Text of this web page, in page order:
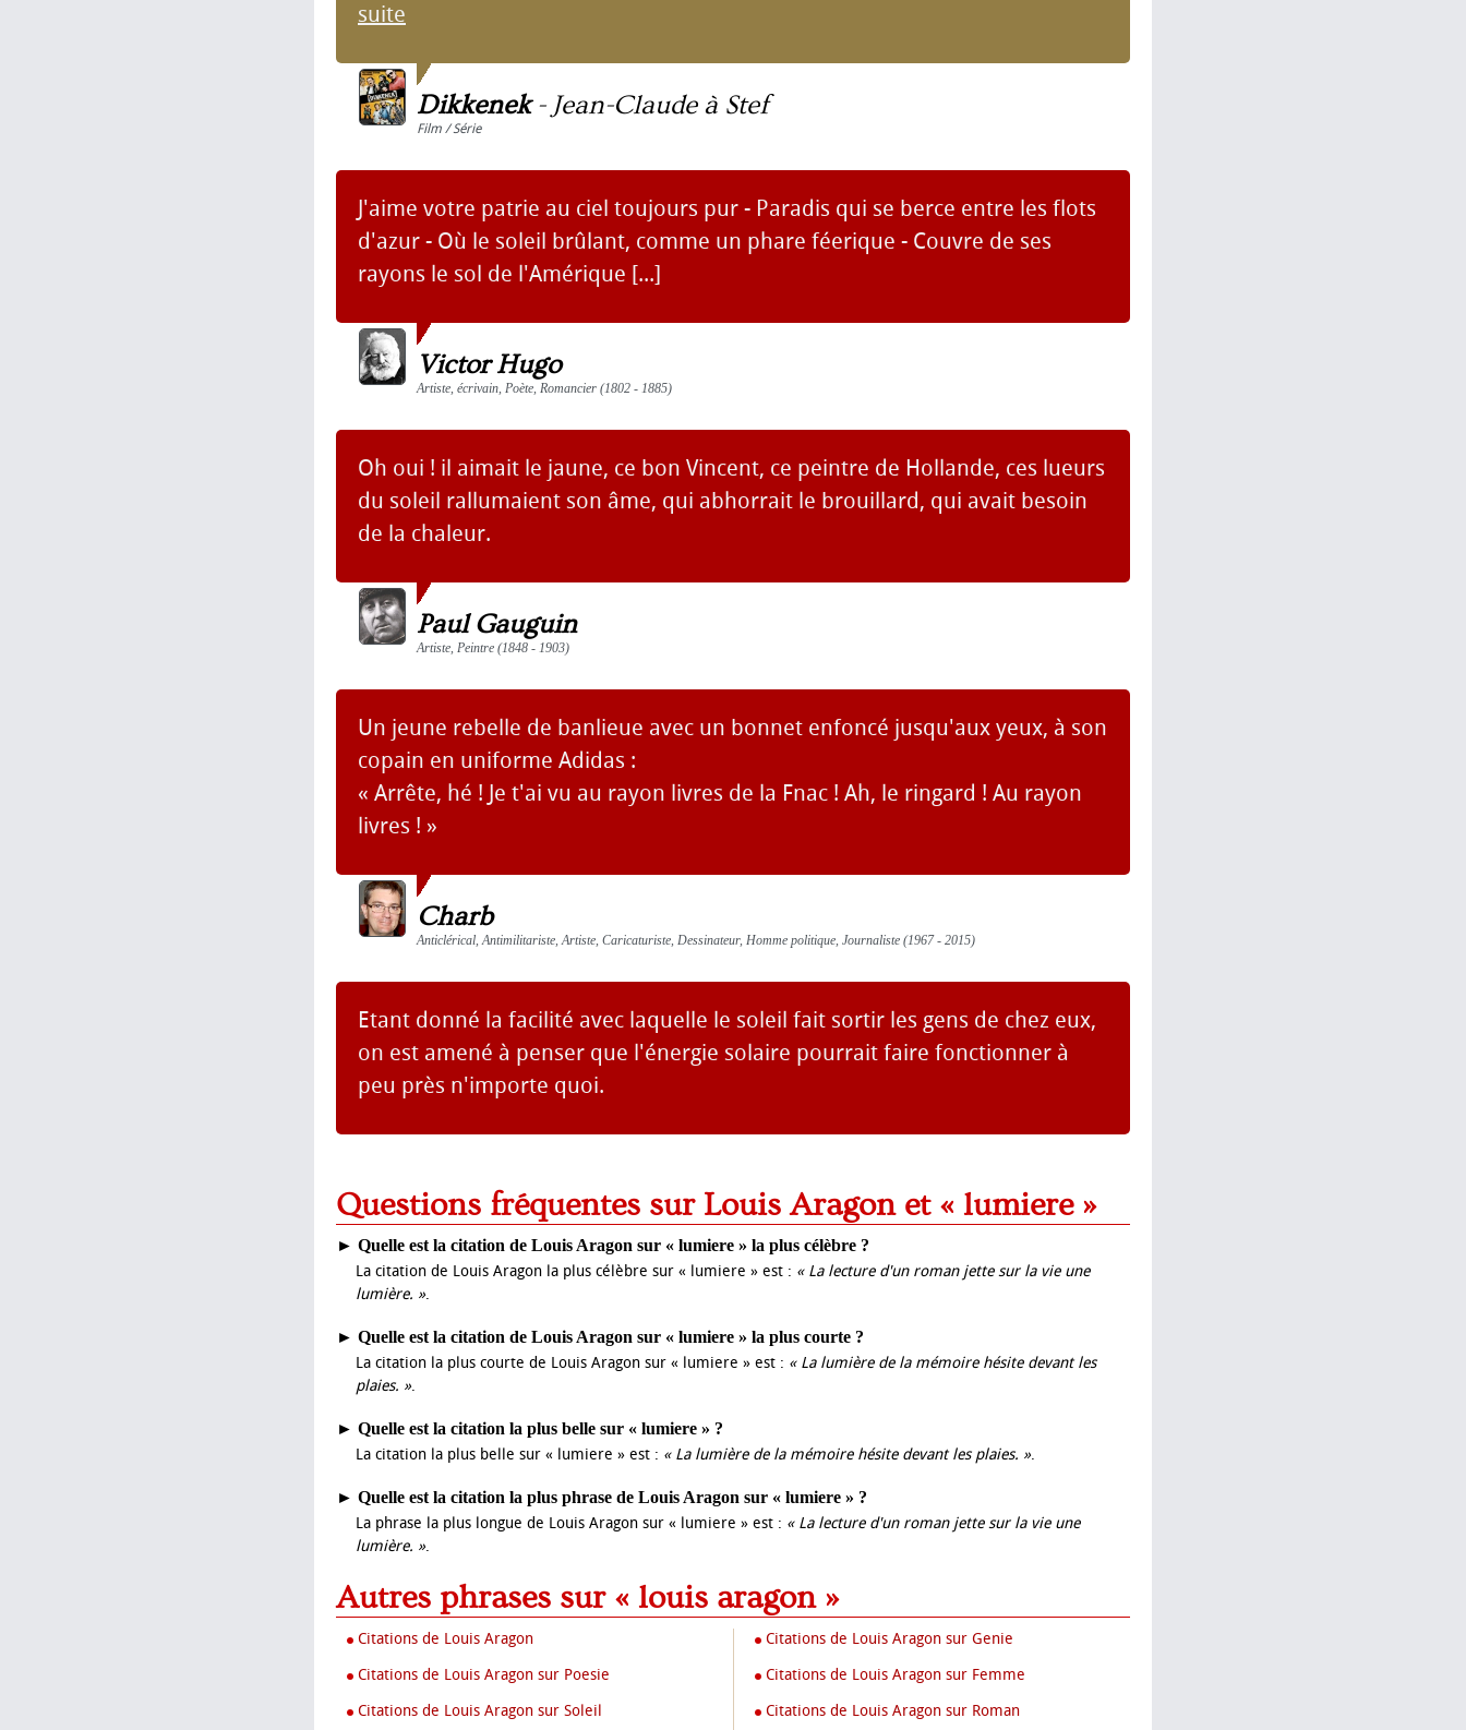
suite
Dikkenek- Jean-Claude à Stef
Film / Série
J'aime votre patrie au ciel toujours pur - Paradis qui se berce entre les flots
d'azur - Où le soleil brûlant, comme un phare féerique - Couvre de ses
rayons le sol de l'Amérique [...]
Victor Hugo
Artiste, écrivain, Poète, Romancier (1802 - 1885)
Oh oui ! il aimait le jaune, ce bon Vincent, ce peintre de Hollande, ces lueurs
du soleil rallumaient son âme, qui abhorrait le brouillard, qui avait besoin
de la chaleur.
Paul Gauguin
Artiste, Peintre (1848 - 1903)
Un jeune rebelle de banlieue avec un bonnet enfoncé jusqu'aux yeux, à son
copain en uniforme Adidas :
« Arrête, hé ! Je t'ai vu au rayon livres de la Fnac ! Ah, le ringard ! Au rayon
livres ! »
Charb
Anticlérical, Antimilitariste, Artiste, Caricaturiste, Dessinateur, Homme politique, Journaliste (1967 - 2015)
Etant donné la facilité avec laquelle le soleil fait sortir les gens de chez eux,
on est amené à penser que l'énergie solaire pourrait faire fonctionner à
peu près n'importe quoi.
Questions fréquentes sur Louis Aragon et « lumiere »
► Quelle est la citation de Louis Aragon sur « lumiere » la plus célèbre ?
La citation de Louis Aragon la plus célèbre sur « lumiere » est : « La lecture d'un roman jette sur la vie une
lumière. ».
► Quelle est la citation de Louis Aragon sur « lumiere » la plus courte ?
La citation la plus courte de Louis Aragon sur « lumiere » est : « La lumière de la mémoire hésite devant les
plaies. ».
► Quelle est la citation la plus belle sur « lumiere » ?
La citation la plus belle sur « lumiere » est : « La lumière de la mémoire hésite devant les plaies. ».
► Quelle est la citation la plus phrase de Louis Aragon sur « lumiere » ?
La phrase la plus longue de Louis Aragon sur « lumiere » est : « La lecture d'un roman jette sur la vie une
lumière. ».
Autres phrases sur « louis aragon »
Citations de Louis Aragon
Citations de Louis Aragon sur Poesie
Citations de Louis Aragon sur Soleil
Citations de Louis Aragon sur Genie
Citations de Louis Aragon sur Femme
Citations de Louis Aragon sur Roman